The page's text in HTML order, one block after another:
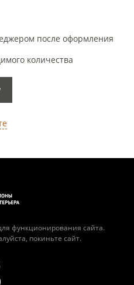
после оформления
количества
функционирования сайта.
покиньте сайт.